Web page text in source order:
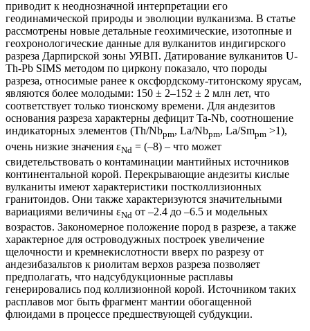
приводит к неоднозначной интерпретации его
геодинамической природы и эволюции вулканизма. В статье
рассмотрены новые детальные геохимические, изотопные и
геохронологические данные для вулканитов индигирского
разреза Дарпирской зоны УЯВП. Датирование вулканитов U-
Th-Pb SIMS методом по циркону показало, что породы
разреза, относимые ранее к оксфордскому-титонскому ярусам,
являются более молодыми: 150 ± 2–152 ± 2 млн лет, что
соответствует только тионскому времени. Для андезитов
основания разреза характерны дефицит Ta-Nb, соотношение
индикаторных элементов (Th/Nbpm, La/Nbpm, La/Smpm >1),
очень низкие значения εNd = (–8) – что может
свидетельствовать о контаминации мантийных источников
континентальной корой. Перекрывающие андезиты кислые
вулканиты имеют характеристики постколлизионных
гранитоидов. Они также характеризуются значительными
вариациями величины εNd от –2.4 до –6.5 и модельных
возрастов. Закономерное положение пород в разрезе, а также
характерное для островодужных построек увеличение
щелочности и кремнекислотности вверх по разрезу от
андезибазальтов к риолитам верхов разреза позволяет
предполагать, что надсубдукционные расплавы
генерировались под коллизионной корой. Источником таких
расплавов мог быть фрагмент мантии обогащенной
флюидами в процессе предшествующей субдукции.